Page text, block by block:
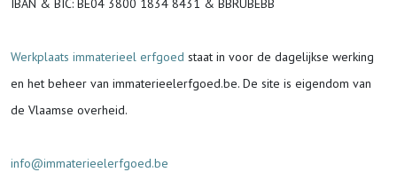
IBAN & BIC: BE04 3800 1834 8431 & BBRUBEBB
Werkplaats immaterieel erfgoed staat in voor de dagelijkse werking
en het beheer van immaterieelerfgoed.be. De site is eigendom van
de Vlaamse overheid.
info@immaterieelerfgoed.be